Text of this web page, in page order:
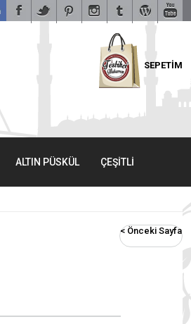
SEPETİM
ALTIN PÜSKÜL ÇEŞİTLİ
< Önceki Sayfa